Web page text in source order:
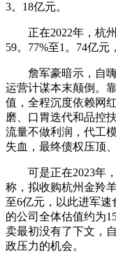
3。18亿元。
正在2022年，杭州
59。77%至1。74亿元
詹军豪暗示，自嗨
运营计谋本末颠倒。
值，全程沉度依赖网
磨、口胃迭代和品控
流量不做利润，代工
失血，最终债权压顶
可是正在2023年，
称，拟收购杭州金羚
至6亿元，以此进军
的公司全体估值约为
卖最初没有了下文，
政压力的机会。